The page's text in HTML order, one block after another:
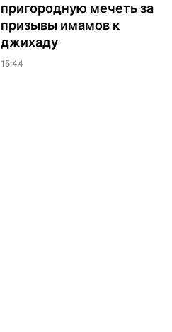
пригородную мечеть за
призывы имамов к
джихаду
15:44